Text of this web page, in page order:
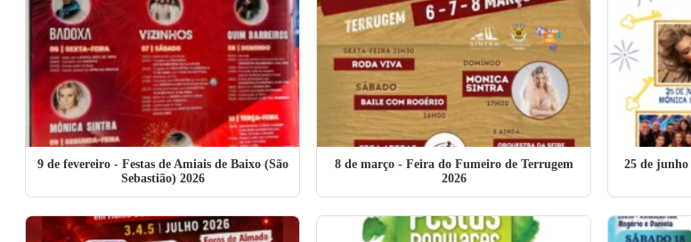
9 de fevereiro- Festas de Amiais de Baixo (São
Sebastião) 2026
8 de março- Feira do Fumeiro de Terrugem
2026
25 de junho